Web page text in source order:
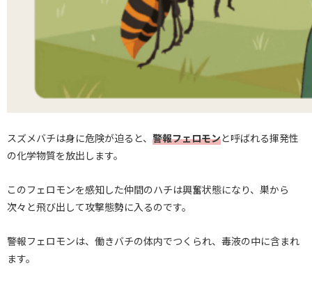
スズメバチは身に危険が迫ると、 警報フェロモンと呼ばれる揮発性
の化学物質を放出します。
このフェロモンを感知した仲間のハチは興奮状態になり、巣から
次々と飛び出して攻撃態勢に入るのです。
警報フェロモンは、働きバチの体内でつくられ、毒液の中に含まれ
ます。